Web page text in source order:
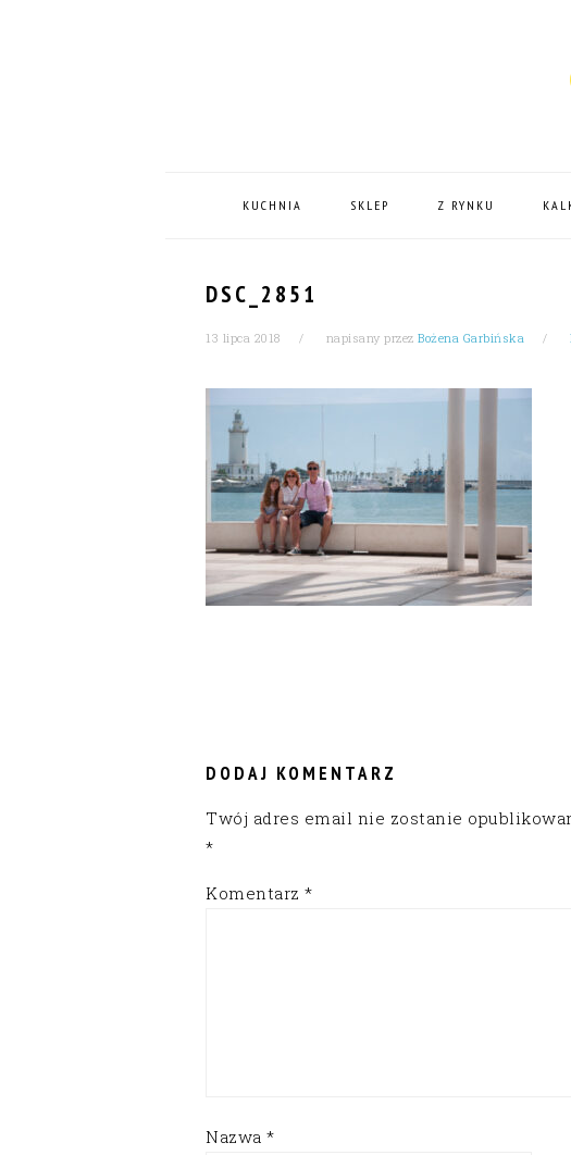
KUCHNIA SKLEP Z RYNKU
DSC_2851
13 lipca 2018 napisany przez Bożena Garbińska
DODAJ KOMENTARZ
Twój adres email nie zostanie
*
Komentarz *
Nazwa *